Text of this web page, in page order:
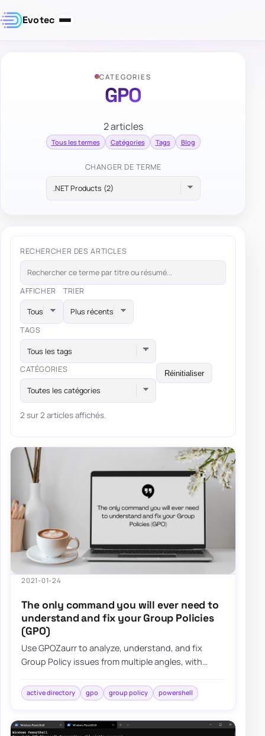
Evotec
CATEGORIES
GPO
2 articles
Tous les termes Catégories Tags Blog
CHANGER DE TERME
RECHERCHER DES ARTICLES
AFFICHER TRIER
TAGS
Tous les tags
CATÉGORIES
Toutes les catégories
Réinitialiser
2 sur 2 articles affichés.
2021-01-24
The only command you will ever need to
understand and fix your Group Policies
(GPO)
Use GPOZaurr to analyze, understand, and fix
Group Policy issues from multiple angles, with
active directory gpo group policy powershell